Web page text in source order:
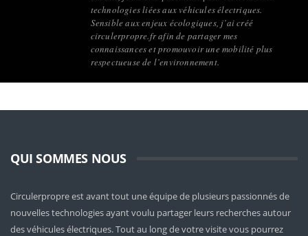
technologies liées aux véhicules électriques.
Sensible aux enjeux écologiques, j’ai créé
circulerpropre.fr afin de partager mes
connaissances et promouvoir une mobilité plus
respectueuse de l’environnement.
QUI SOMMES NOUS
Circulerpropre est avant tout une équipe de plusieurs passionnés de
nouvelles technologies ayant voulu partager leurs recherches autour
des véhicules électriques. Tout au long de votre visite vous pourrez